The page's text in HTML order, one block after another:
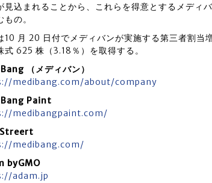
見込まれることから、これらを得意とするメディ
もの。
10 月 20 日付でメディバンが実施する第三者割当
式 625 株（3.18％）を取得する。
（メディバン）
medibang.com/about/company
Paint
medibangpaint.com/
medibang.com/
byGMO
adam.jp